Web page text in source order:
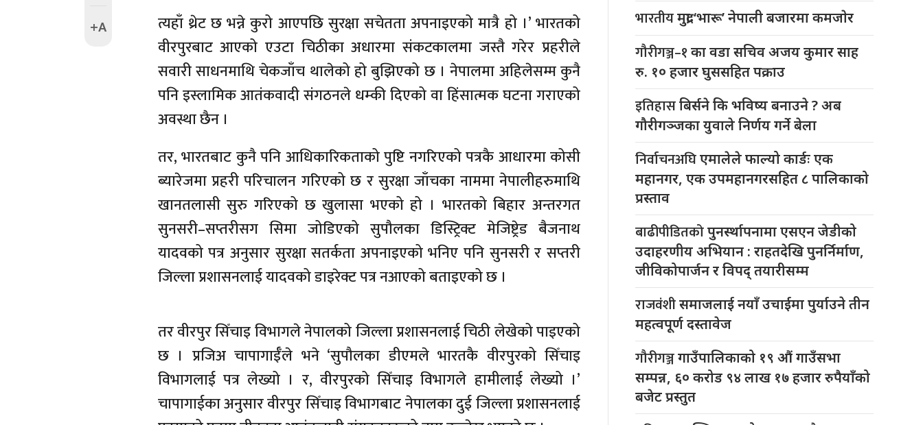
+A
त्यहाँ थ्रेट छ भन्ने कुरो आएपछि सुरक्षा सचेतता अपनाइएको मात्रै हो ।’ भारतको
वीरपुरबाट आएको एउटा चिठीका अधारमा संकटकालमा जस्तै गरेर प्रहरीले
सवारी साधनमाथि चेकजाँच थालेको हो बुझिएको छ । नेपालमा अहिलेसम्म कुनै
पनि इस्लामिक आतंकवादी संगठनले धम्की दिएको वा हिंसात्मक घटना गराएको
अवस्था छैन ।
तर, भारतबाट कुनै पनि आधिकारिकताको पुष्टि नगरिएको पत्रकै आधारमा कोसी
ब्यारेजमा प्रहरी परिचालन गरिएको छ र सुरक्षा जाँचका नाममा नेपालीहरुमाथि
खानतलासी सुरु गरिएको छ खुलासा भएको हो । भारतको बिहार अन्तरगत
सुनसरी–सप्तरीसग सिमा जोडिएको सुपौलका डिस्ट्रिक्ट मेजिष्ट्रेड बैजनाथ
यादवको पत्र अनुसार सुरक्षा सतर्कता अपनाइएको भनिए पनि सुनसरी र सप्तरी
जिल्ला प्रशासनलाई यादवको डाइरेक्ट पत्र नआएको बताइएको छ ।
तर वीरपुर सिँचाइ विभागले नेपालको जिल्ला प्रशासनलाई चिठी लेखेको पाइएको
छ । प्रजिअ चापागाईँले भने ‘सुपौलका डीएमले भारतकै वीरपुरको सिँचाइ
विभागलाई पत्र लेख्यो । र, वीरपुरको सिँचाइ विभागले हामीलाई लेख्यो ।’
चापागाईका अनुसार वीरपुर सिँचाइ विभागबाट नेपालका दुई जिल्ला प्रशासनलाई
भारतीयमुद्रा ‘भारू’ नेपाली बजारमा कमजाेर
गौरीगञ्ज–१का वडा सचिव अजय कुमार साह
रु. १० हजार घुससहित पक्राउ
इतिहासबिर्सने कि भविष्य बनाउने ? अब
गौरीगञ्जका युवाले निर्णय गर्ने बेला
निर्वाचनअघिएमालेले फाल्यो कार्डः एक
महानगर, एक उपमहानगरसहित ८ पालिकाको
प्रस्ताव
बाढीपीडितकोपुनर्स्थापनामा एसएन जेडीको
उदाहरणीय अभियान : राहतदेखि पुनर्निर्माण,
जीविकोपार्जन र विपद् तयारीसम्म
राजवंशीसमाजलाई नयाँ उचाईमा पुर्याउने तीन
महत्वपूर्ण दस्तावेज
गौरीगञ्जगाउँपालिकाको १९ औं गाउँसभा
सम्पन्न, ६० करोड ९४ लाख १७ हजार रुपैयाँको
बजेट प्रस्तुत